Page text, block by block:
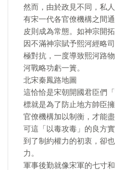
然而，由於政見不同，私
有宋一代各官僚機構之間
皮則成為常態。如神宗開
因不滿神宗賦予熙河經略
極對抗，一度導致熙河路
河戰略功虧一簣。
北宋秦鳳路地圖
這恰恰是宋朝開國君臣們
標就是為了防止地方帥臣
官僚機構加以制衡，才能
可這「以毒攻毒」的良方
到了制約權力的初衷，卻
力。
軍事後勤就像宋軍的七寸